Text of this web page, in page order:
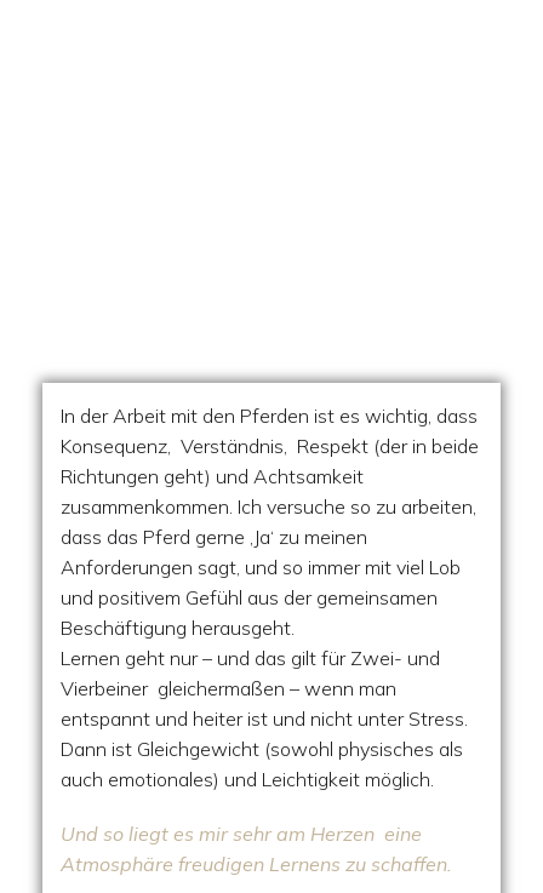
In der Arbeit mit den Pferden ist es wichtig, dass
Konsequenz, Verständnis, Respekt (der in beide
Richtungen geht) und Achtsamkeit
zusammenkommen. Ich versuche so zu arbeiten,
dass das Pferd gerne ‚Ja‘ zu meinen
Anforderungen sagt, und so immer mit viel Lob
und positivem Gefühl aus der gemeinsamen
Beschäftigung herausgeht.
Lernen geht nur – und das gilt für Zwei- und
Vierbeiner gleichermaßen – wenn man
entspannt und heiter ist und nicht unter Stress.
Dann ist Gleichgewicht (sowohl physisches als
auch emotionales) und Leichtigkeit möglich.
Und so liegt es mir sehr am Herzen eine
Atmosphäre freudigen Lernens zu schaffen.